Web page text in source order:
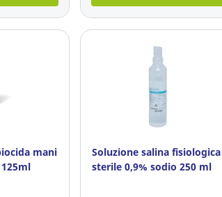
mani
Soluzione salina fisiologica
sterile 0,9% sodio 250 ml